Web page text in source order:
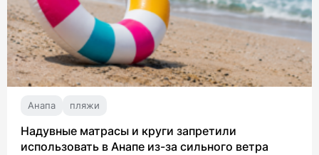
Анапа пляжи
Надувные матрасы и круги запретили
использовать в Анапе из-за сильного ветра